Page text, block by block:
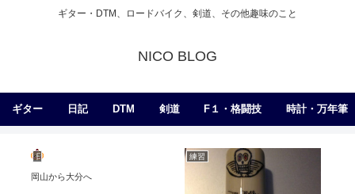
ギター・DTM、ロードバイク、剣道、その他趣味のこと
NICO BLOG
ギター 日記 DTM 剣道 F１・格闘技 時計・万年筆
日記 DAW・作曲・ミックス